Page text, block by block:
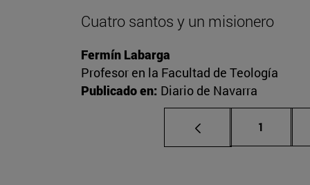
Cuatro santos y un misionero
Fermín Labarga
Profesor en la Facultad de Teología
Publicado en: Diario de Navarra
Página
1